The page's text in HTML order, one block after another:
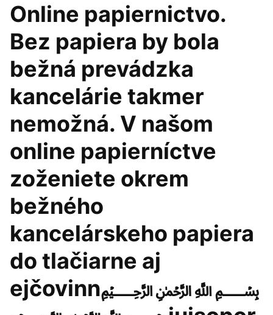
Online papiernictvo.
Bez papiera by bola
bežná prevádzka
kancelárie takmer
nemožná. V našom
online papierníctve
zoženiete okrem
bežného
kancelárskeho papiera
do tlačiarne aj
ejčovinn﷽